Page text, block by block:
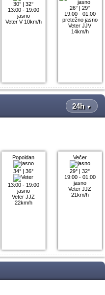
30° |32°
13:00 - 19:00
jasno
Veter V 10km/h
26° |29°
19:00 - 01:00
pretežno jasno
Veter JJV
14km/h
24h ▼
Popoldan
34° |36°
13:00 - 19:00
jasno
Veter JJZ
22km/h
Večer
29° |32°
19:00 - 01:00
jasno
Veter JJZ
21km/h